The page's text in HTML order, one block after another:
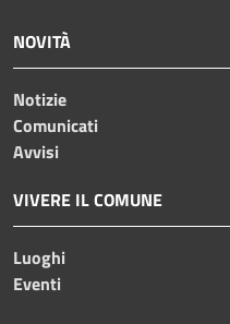
NOVITÀ
Notizie
Comunicati
Avvisi
VIVERE IL COMUNE
Luoghi
Eventi